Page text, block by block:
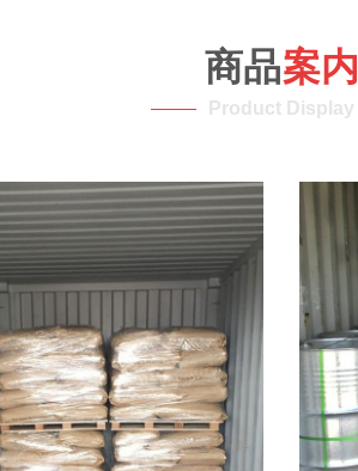
商品案内
Product Display